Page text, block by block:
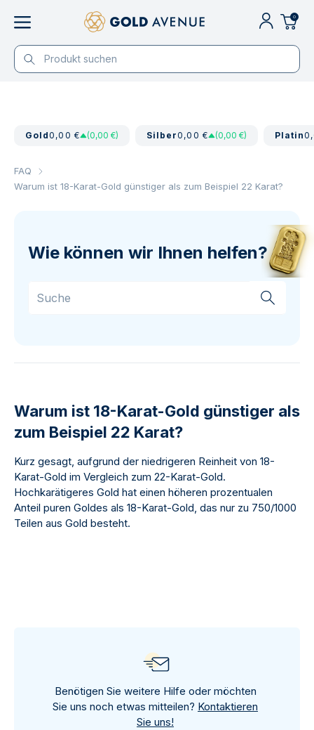
0
Gold0,00 € (0,00 €) Silber0,00 € (0,00 €) Platin
FAQ
Warum ist 18-Karat-Gold günstiger als zum Beispiel 22 Karat?
Wie können wir Ihnen helfen?
Warum ist 18-Karat-Gold günstiger als
zum Beispiel 22 Karat?
Kurz gesagt, aufgrund der niedrigeren Reinheit von 18-
Karat-Gold im Vergleich zum 22-Karat-Gold.
Hochkarätigeres Gold hat einen höheren prozentualen
Anteil puren Goldes als 18-Karat-Gold, das nur zu 750/1000
Teilen aus Gold besteht.
Benötigen Sie weitere Hilfe oder möchten
Sie uns noch etwas mitteilen? Kontaktieren
Sie uns!